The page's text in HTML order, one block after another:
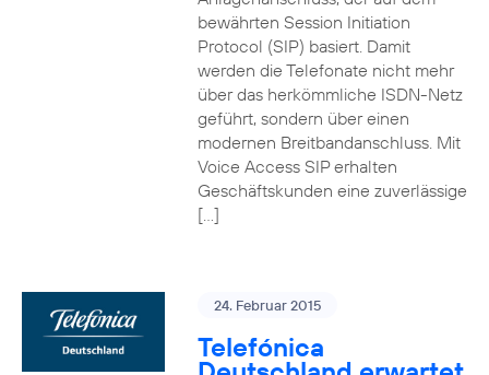
bewährten Session Initiation
Protocol (SIP) basiert. Damit
werden die Telefonate nicht mehr
über das herkömmliche ISDN-Netz
geführt, sondern über einen
modernen Breitbandanschluss. Mit
Voice Access SIP erhalten
Geschäftskunden eine zuverlässige
[…]
24. Februar 2015
Telefónica